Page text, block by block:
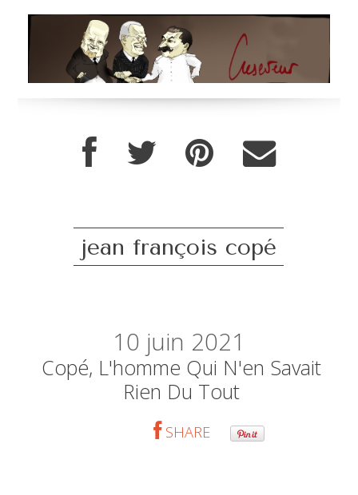
jean françois copé
10 juin 2021
Copé, L'homme Qui N'en Savait
Rien Du Tout
SHARE